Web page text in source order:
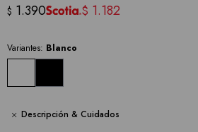
$ 1.390 $ 1.182
Variantes: Blanco
Descripción & Cuidados